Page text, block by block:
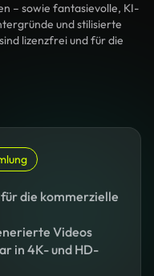
– sowie fantasievolle, KI-
und stilisierte
lizenzfrei und für die
die kommerzielle
Videos
in 4K- und HD-